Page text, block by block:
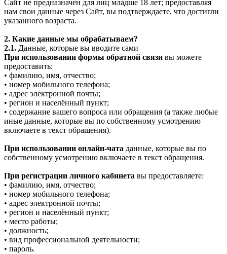
Сайт не предназначен для лиц младше 18 лет; предоставляя
нам свои данные через Сайт, вы подтверждаете, что достигли
указанного возраста.
2. Какие данные мы обрабатываем?
2.1. Данные, которые вы вводите сами
При использовании формы обратной связи вы можете
предоставить:
• фамилию, имя, отчество;
• номер мобильного телефона;
• адрес электронной почты;
• регион и населённый пункт;
• содержание вашего вопроса или обращения (а также любые
иные данные, которые вы по собственному усмотрению
включаете в текст обращения).
При использовании онлайн-чата данные, которые вы по
собственному усмотрению включаете в текст обращения.
При регистрации личного кабинета вы предоставляете:
• фамилию, имя, отчество;
• номер мобильного телефона;
• адрес электронной почты;
• регион и населённый пункт;
• место работы;
• должность;
• вид профессиональной деятельности;
• пароль.